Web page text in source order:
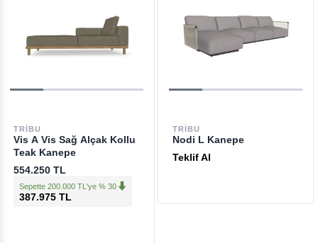
TRIBU
Vis A Vis Sağ Alçak Kollu
Teak Kanepe
554.250 TL
Sepette 200.000 TL'ye % 30
387.975 TL
TRIBU
Nodi L Kanepe
Teklif Al